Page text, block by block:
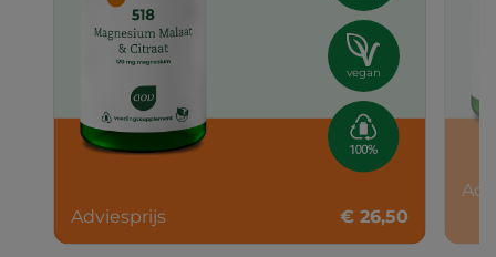
vegan
Adviesprijs € 26,50